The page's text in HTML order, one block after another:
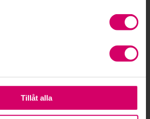
Tillåt alla
Gå till kalendariet
Lägg till i kalender